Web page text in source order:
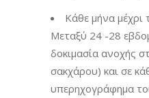
Κάθε μήνα μέχρι
Μεταξύ 24 -28
δοκιμασία ανοχής
σακχάρου) και σε
υπερηχογράφημα